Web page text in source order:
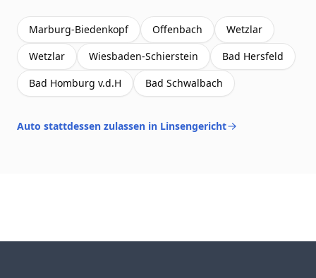
Marburg-Biedenkopf Offenbach
Wetzlar
Wetzlar
Wiesbaden-Schierstein
Bad Hersfeld
Bad Homburg v.d.H
Bad Schwalbach
Auto stattdessen zulassen in Linsengericht